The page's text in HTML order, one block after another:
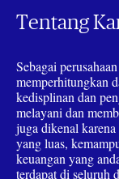
Tentang
Sebagai perusahaan
memperhitungkan
kedisplinan dan
melayani dan
juga dikenal
yang luas,
keuangan yang
terdapat di seluruh